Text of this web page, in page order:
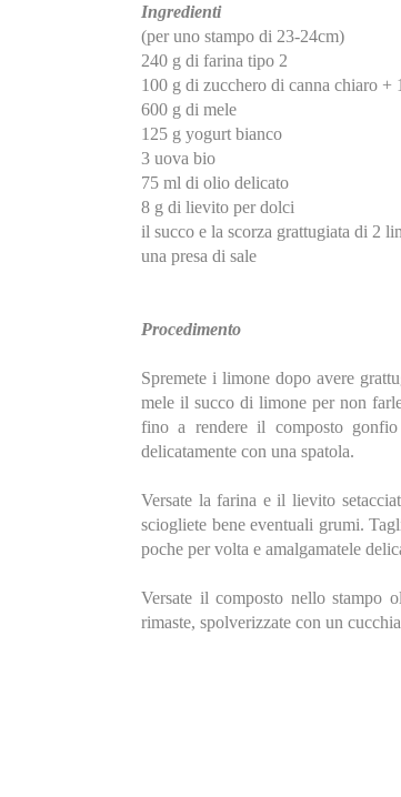
Ingredienti
(per uno stampo di 23-24cm)
240 g di farina tipo 2
100 g di zucchero di canna chiaro +
600 g di mele
125 g yogurt bianco
3 uova bio
75 ml di olio delicato
8 g di lievito per dolci
il succo e la scorza grattugiata di 2
una presa di sale
Procedimento
Spremete i limone dopo avere
mele il succo di limone per non
fino a rendere il composto
delicatamente con una spatola.
Versate la farina e il lievito
sciogliete bene eventuali grumi.
poche per volta e amalgamatele
Versate il composto nello stampo
rimaste, spolverizzate con un